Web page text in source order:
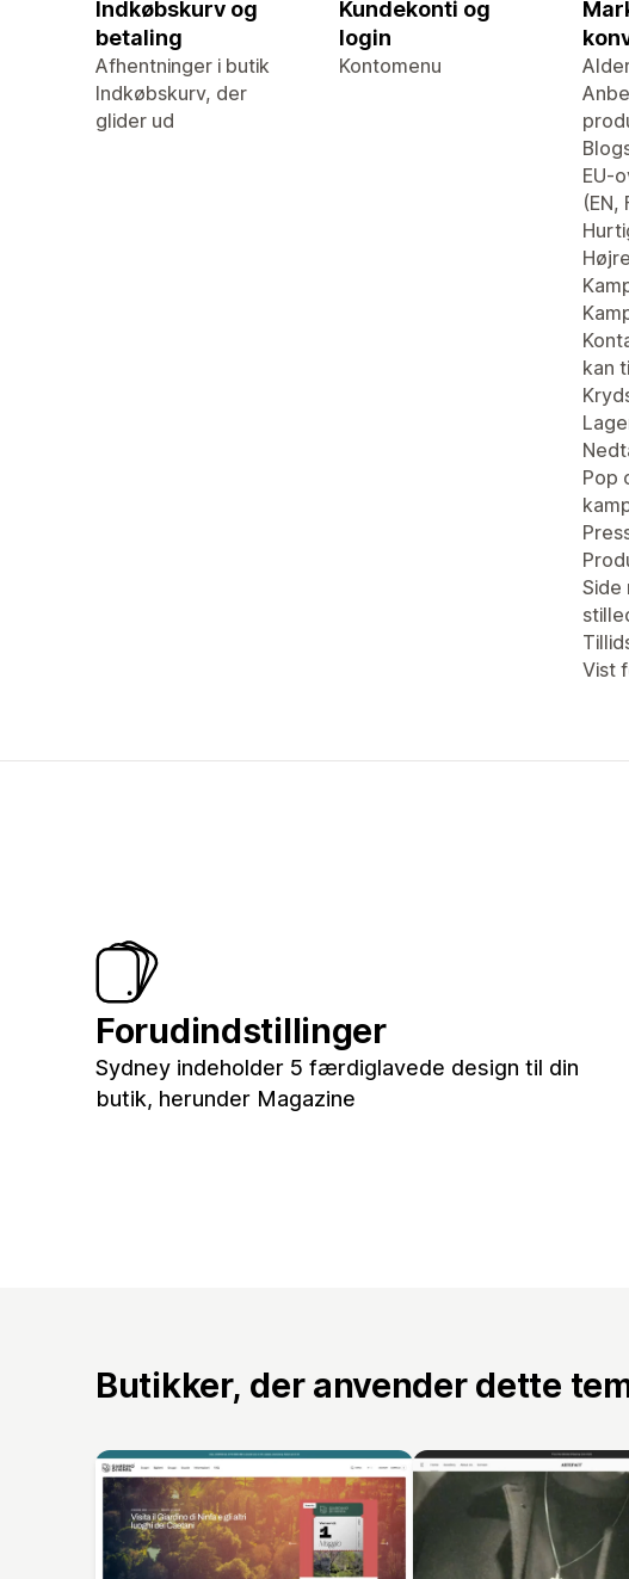
Indkøbskurv og
betaling
Afhentninger i butik
Indkøbskurv, der
glider ud
Kundekonti og
login
Kontomenu
EU-
(EN,
kan
Pop
Side
Vist
Forudindstillinger
Sydney indeholder 5 færdiglavede design til din
butik, herunder Magazine
Butikker, der anvender dette